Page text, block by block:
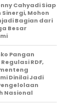
Cahyadi Siap
Sinergi, Mohon
Bagian dari
Besar
Pangan
RDF,
Dinilai Jadi
Nasional‎